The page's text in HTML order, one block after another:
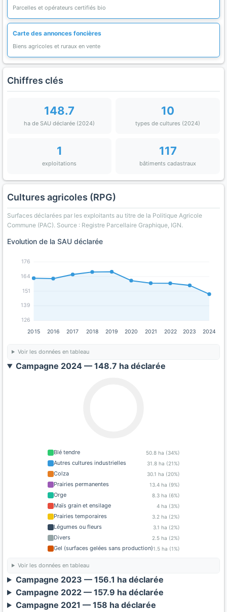
Parcelles et opérateurs certifiés bio
Carte des annonces foncières
Biens agricoles et ruraux en vente
Chiffres clés
148.7
ha de SAU déclarée (2024)
10
types de cultures (2024)
1
exploitations
117
bâtiments cadastraux
Cultures agricoles (RPG)
Surfaces déclarées par les exploitants au titre de la Politique Agricole
Commune (PAC). Source : Registre Parcellaire Graphique, IGN.
Evolution de la SAU déclarée
126
139
151
164
176
2015 2016 2017 2018 2019 2020 2021 2022 2023 2024
Voir les données en tableau
Campagne 2024 — 148.7 ha déclarée
Blé tendre 50.8 ha (34%)
Autres cultures industrielles 31.8 ha (21%)
Colza 30.1 ha (20%)
Prairies permanentes 13.4 ha (9%)
Orge 8.3 ha (6%)
Maïs grain et ensilage 4 ha (3%)
Prairies temporaires 3.2 ha (2%)
Légumes ou fleurs 3.1 ha (2%)
Divers 2.5 ha (2%)
Gel (surfaces gelées sans production)1.5 ha (1%)
Voir les données en tableau
Campagne 2023 — 156.1 ha déclarée
Campagne 2022 — 157.9 ha déclarée
Campagne 2021 — 158 ha déclarée